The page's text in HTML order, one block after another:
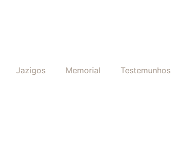
Jazigos Memorial Testemunhos